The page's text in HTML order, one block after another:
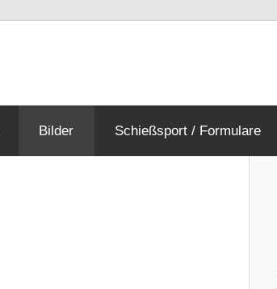
Bilder Schießsport / Formulare